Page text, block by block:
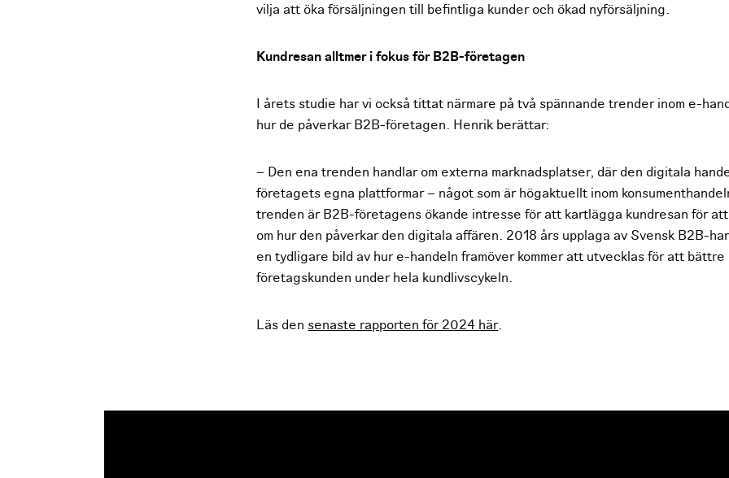
vilja att öka försäljningen till befintliga kunder och ökad nyförsäljning.
Kundresan alltmer i fokus för B2B-företagen
I årets studie har vi också tittat närmare på två spännande trender inom e-
hur de påverkar B2B-företagen. Henrik berättar:
– Den ena trenden handlar om externa marknadsplatser, där den digitala
företagets egna plattformar – något som är högaktuellt inom
trenden är B2B-företagens ökande intresse för att kartlägga kundresan för
om hur den påverkar den digitala affären. 2018 års upplaga av Svensk B2B-
en tydligare bild av hur e-handeln framöver kommer att utvecklas för att bättre
företagskunden under hela kundlivscykeln.
Läs densenaste rapporten för 2024 här.